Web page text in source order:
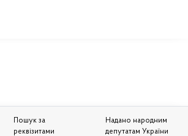
Пошук за
реквізитами
Надано народним
депутатам України